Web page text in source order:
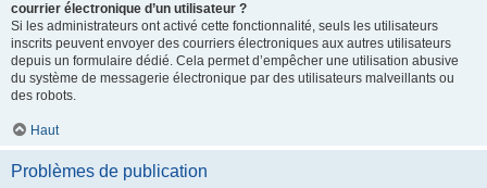
courrier électronique d’un utilisateur ?
Si les administrateurs ont activé cette fonctionnalité, seuls les utilisateurs
inscrits peuvent envoyer des courriers électroniques aux autres utilisateurs
depuis un formulaire dédié. Cela permet d’empêcher une utilisation abusive
du système de messagerie électronique par des utilisateurs malveillants ou
des robots.
Haut
Problèmes de publication